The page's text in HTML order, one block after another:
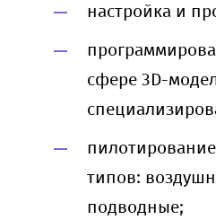
настройка и
сфере 3D-
типов:
подводные;